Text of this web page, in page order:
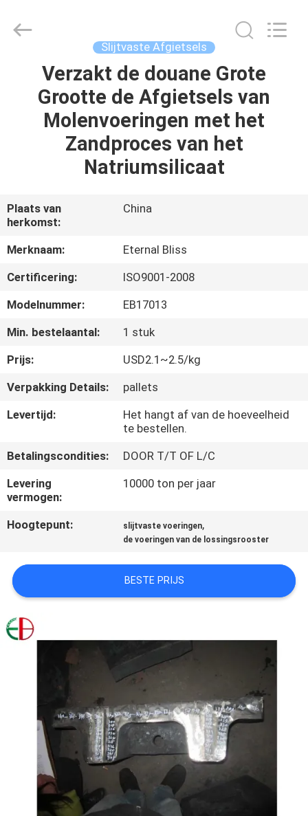
HUIS
PRODUCTEN
ONGEVEER
ONS
FABRIEKSREIS
KWALITEITSCONTROLE
CONTACTEER
ONS
NIEUWS
OM
EEN
SITEMAP
PRIVACYBELEID
Casting
Slijtvaste Afgietsels
Verzakt de douane Grote
Grootte de Afgietsels van
Molenvoeringen met het
Zandproces van het
Natriumsilicaat
Plaats van
herkomst:
China
Merknaam:
Eternal Bliss
Certificering:
ISO9001-2008
Modelnummer:
EB17013
Min. bestelaantal:
1 stuk
Prijs:
USD2.1~2.5/kg
Verpakking Details:
pallets
Levertijd:
Het hangt af van de hoeveelheid
te bestellen.
Betalingscondities:
DOOR T/T OF L/C
Levering
vermogen:
10000 ton per jaar
Hoogtepunt: slijtvaste voeringen,
de voeringen van de lossingsrooster
BESTE PRIJS